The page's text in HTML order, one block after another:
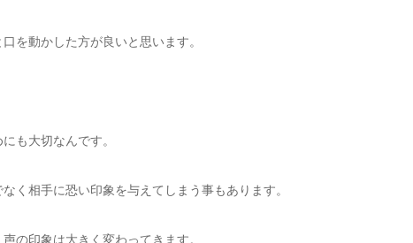
を動かした方が良いと思います。
も大切なんです。
く相手に恐い印象を与えてしまう事もあります。
の印象は大きく変わってきます。